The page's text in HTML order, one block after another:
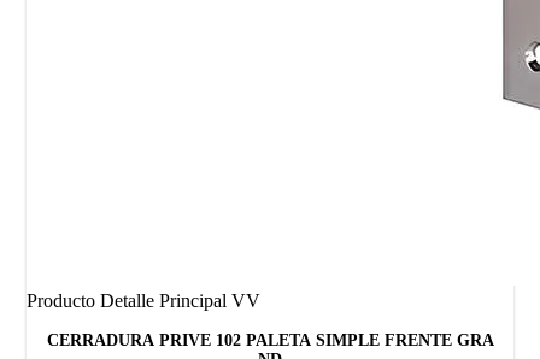
Producto Detalle Principal VV
CERRADURA PRIVE 102 PALETA SIMPLE FRENTE GRA